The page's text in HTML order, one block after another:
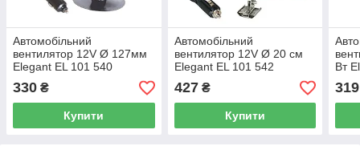
Автомобільний
вентилятор 12V Ø 127мм
Elegant EL 101 540
330 ₴
Купити
Автомобільний
вентилятор 12V Ø 20 см
Elegant EL 101 542
427₴
Купити
Вт
553
319